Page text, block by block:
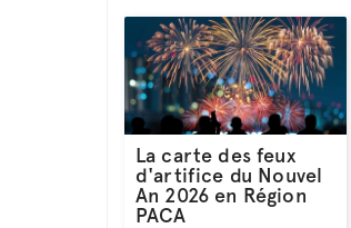
La carte des feux
d'artifice du Nouvel
An 2026 en Région
PACA